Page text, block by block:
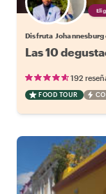
Elige
Disfruta
Las 10
192
FOOD TOUR